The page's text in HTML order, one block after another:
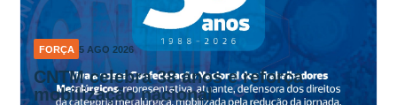
FORÇA 5 AGO 2026
CNTM celebra 38 anos e reforça
mobilização nacional